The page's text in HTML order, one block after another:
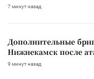
7 минут назад
Дополнительные
Нижнекамск после
9 минут назад